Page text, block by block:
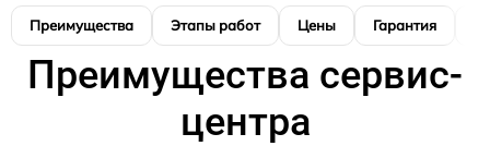
Преимущества Этапы работ Цены Гарантия
Преимущества сервис-
центра